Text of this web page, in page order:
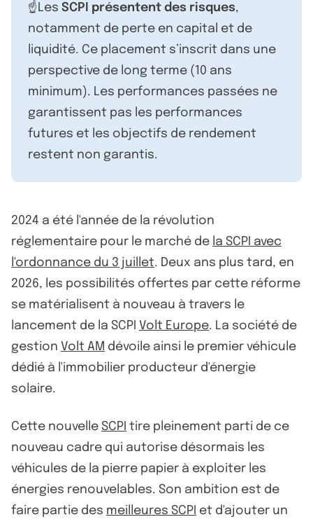
☝️Les SCPI présentent des risques,
notamment de perte en capital et de
liquidité. Ce placement s’inscrit dans une
perspective de long terme (10 ans
minimum). Les performances passées ne
garantissent pas les performances
futures et les objectifs de rendement
restent non garantis.
2024 a été l'année de la révolution
réglementaire pour le marché de la SCPI avec
l'ordonnance du 3 juillet. Deux ans plus tard, en
2026, les possibilités offertes par cette réforme
se matérialisent à nouveau à travers le
lancement de la SCPI Volt Europe. La société de
gestion Volt AM dévoile ainsi le premier véhicule
dédié à l'immobilier producteur d'énergie
solaire.
Cette nouvelle SCPI tire pleinement parti de ce
nouveau cadre qui autorise désormais les
véhicules de la pierre papier à exploiter les
énergies renouvelables. Son ambition est de
faire partie des meilleures SCPI et d'ajouter un